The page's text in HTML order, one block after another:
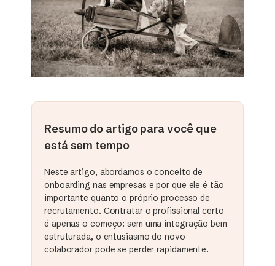
Resumo do artigo para você que
está sem tempo
Neste artigo, abordamos o conceito de
onboarding nas empresas e por que ele é tão
importante quanto o próprio processo de
recrutamento. Contratar o profissional certo
é apenas o começo: sem uma integração bem
estruturada, o entusiasmo do novo
colaborador pode se perder rapidamente.